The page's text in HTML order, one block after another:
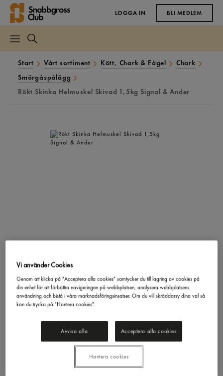
LOGGA IN BLI MEDLEM
Start Vårt sortiment Kött, Chark & Fågel
Chark
Smörgåspålägg
Rökt Skinka Helmuskel Skivad 1,5kg Signal & Ander
Rökt Skinka Helmuskel
Skivad
Signal & Ander
LOGGA IN
Generell produktinfo
Vi använder Cookies
Genom att klicka på "Acceptera alla cookies" samtycker du till lagring av cookies på
din enhet för att förbättra navigeringen på webbplatsen, analysera webbplatsens
användning och bistå i våra marknadsföringsinsatser. Om du vill skräddarsy dina val så
kan du trycka på "Hantera cookies".
Avvisa alla Acceptera alla cookies
Hantera cookies